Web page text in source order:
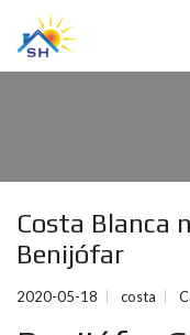
Costa Blanca
Benijófar
2020-05-18 costa